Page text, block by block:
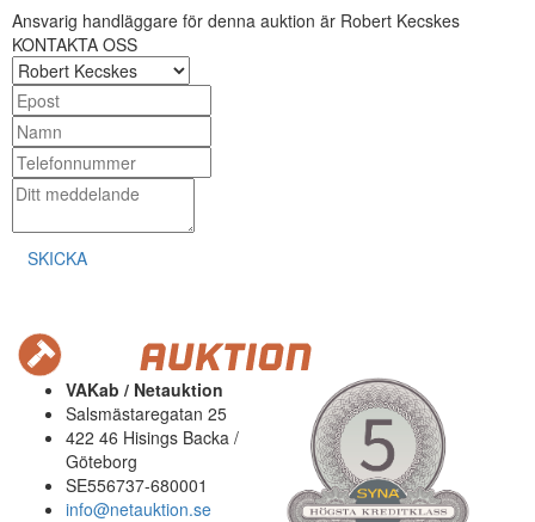
Ansvarig handläggare för denna auktion är Robert Kecskes
KONTAKTA OSS
SKICKA
VAKab / Netauktion
Salsmästaregatan 25
422 46 Hisings Backa /
Göteborg
SE556737-680001
info@netauktion.se